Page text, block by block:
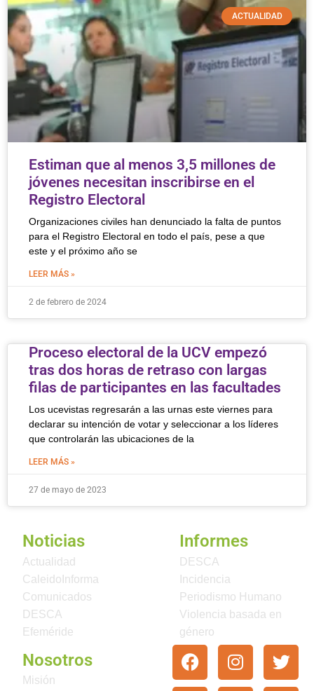
ACTUALIDAD
Estiman que al menos 3,5 millones de
jóvenes necesitan inscribirse en el
Registro Electoral
Organizaciones civiles han denunciado la falta de puntos
para el Registro Electoral en todo el país, pese a que
este y el próximo año se
LEER MÁS »
2 de febrero de 2024
Proceso electoral de la UCV empezó
tras dos horas de retraso con largas
filas de participantes en las facultades
Los ucevistas regresarán a las urnas este viernes para
declarar su intención de votar y seleccionar a los líderes
que controlarán las ubicaciones de la
LEER MÁS »
27 de mayo de 2023
Noticias
Actualidad
CaleidoInforma
Comunicados
DESCA
Efeméride
Informes
DESCA
Incidencia
Periodismo Humano
Violencia basada en
género
Nosotros
Misión